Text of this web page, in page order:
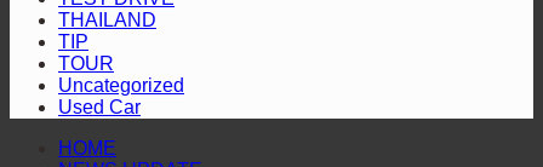
THAILAND
TIP
TOUR
Uncategorized
Used Car
HOME